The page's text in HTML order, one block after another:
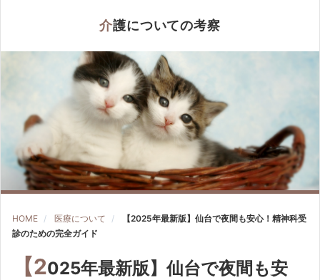
介護についての考察
HOME 医療について
【2025年最新版】仙台で夜間も安心！精神科受
診のための完全ガイド
【2025年最新版】仙台で夜間も安